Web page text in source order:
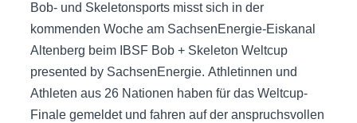
Bob- und Skeletonsports misst sich in der
kommenden Woche am SachsenEnergie-Eiskanal
Altenberg beim IBSF Bob + Skeleton Weltcup
presented by SachsenEnergie. Athletinnen und
Athleten aus 26 Nationen haben für das Weltcup-
Finale gemeldet und fahren auf der anspruchsvollen